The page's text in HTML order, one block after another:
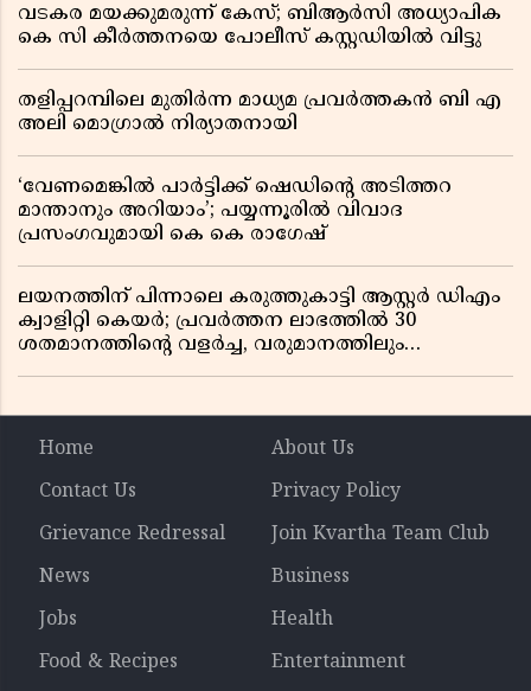
വടകര മയക്കുമരുന്ന് കേസ്; ബിആർസി അധ്യാപിക
കെ സി കീർത്തനയെ പോലീസ് കസ്റ്റഡിയിൽ വിട്ടു
തളിപ്പറമ്പിലെ മുതിർന്ന മാധ്യമ പ്രവർത്തകൻ ബി എ
അലി മൊഗ്രാൽ നിര്യാതനായി
‘വേണമെങ്കിൽ പാർട്ടിക്ക് ഷെഡിൻ്റെ അടിത്തറ
മാന്താനും അറിയാം’; പയ്യന്നൂരിൽ വിവാദ
പ്രസംഗവുമായി കെ കെ രാഗേഷ്
ലയനത്തിന് പിന്നാലെ കരുത്തുകാട്ടി ആസ്റ്റർ ഡിഎം
ക്വാളിറ്റി കെയർ; പ്രവർത്തന ലാഭത്തിൽ 30
ശതമാനത്തിൻ്റെ വളർച്ച, വരുമാനത്തിലും
Home
About Us
Contact Us
Privacy Policy
Grievance Redressal
Join Kvartha Team Club
News
Business
Jobs
Health
Food & Recipes
Entertainment